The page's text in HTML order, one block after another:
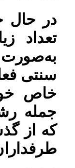
در حال
تعداد
سنتی
خاص
جمله
که از